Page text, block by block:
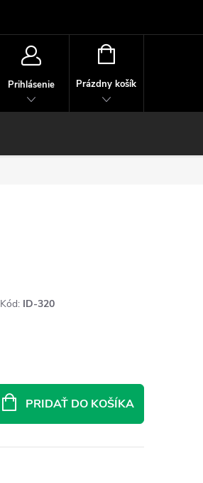
Prihlásenie
NÁKUPNÝ
Prázdny košík
Kód: ID-320
PRIDAŤ DO KOŠÍKA